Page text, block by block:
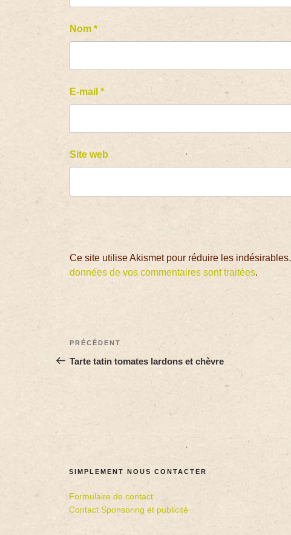
Nom*
E-mail*
Site web
Ce site utilise Akismet pour réduire les indésirables.
données de vos commentaires sont traitées.
PRÉCÉDENT
Tarte tatin tomates lardons et chèvre
SIMPLEMENT NOUS CONTACTER
Formulaire de contact
Contact Sponsoring et publicité